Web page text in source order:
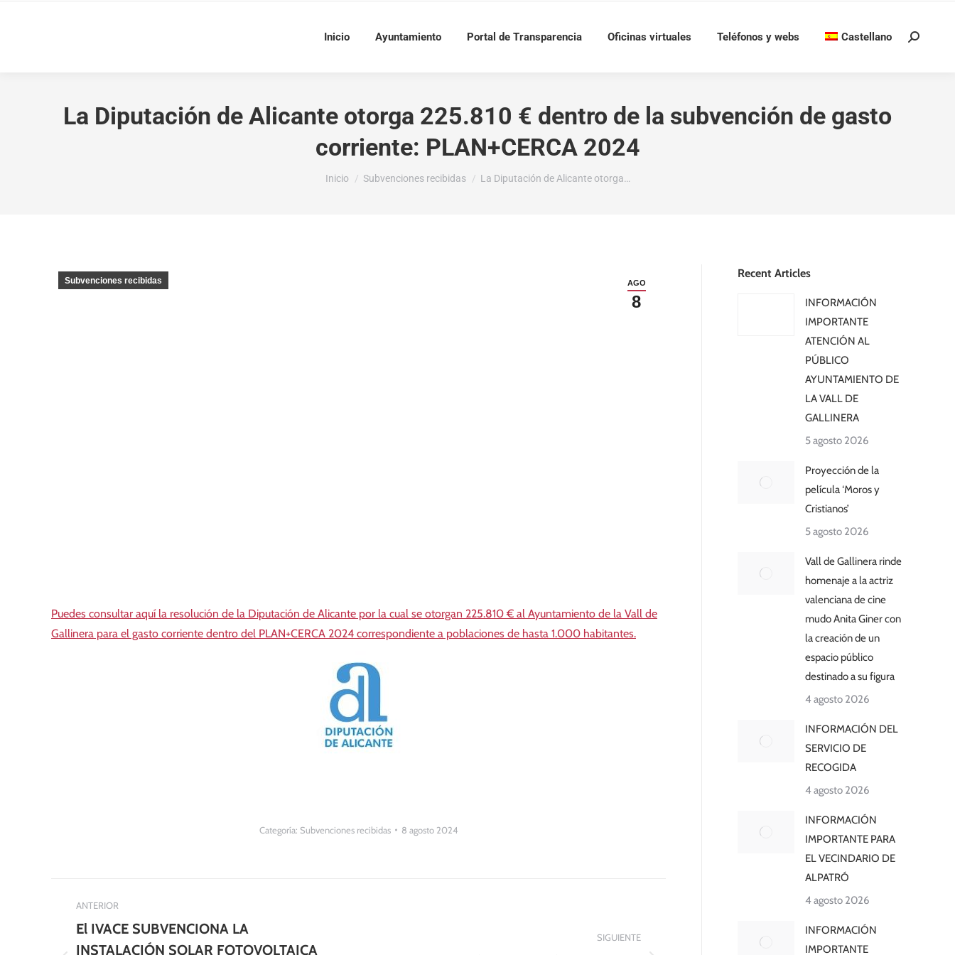
Inicio Ayuntamiento Portal de Transparencia Oficinas virtuales Teléfonos y webs Castellano Buscar:
La Diputación de Alicante otorga 225.810 € dentro de la subvención de gasto
corriente: PLAN+CERCA 2024
Estás aquí:
Inicio Subvenciones recibidas La Diputación de Alicante otorga…
AGO
8
Subvenciones recibidas
Puedes consultar aquí la resolución de la Diputación de Alicante por la cual se otorgan 225.810 € al Ayuntamiento de la Vall de
Gallinera para el gasto corriente dentro del PLAN+CERCA 2024 correspondiente a poblaciones de hasta 1.000 habitantes.
Categoría: Subvenciones recibidas 8 agosto 2024
entre
ANTERIOR
El IVACE SUBVENCIONA LA
INSTALACIÓN SOLAR FOTOVOLTAICA
SIGUIENTE
Recent Articles
INFORMACIÓN
IMPORTANTE
ATENCIÓN AL
PÚBLICO
AYUNTAMIENTO DE
LA VALL DE
GALLINERA
5 agosto 2026
Proyección de la
película ‘Moros y
Cristianos’
5 agosto 2026
Vall de Gallinera rinde
homenaje a la actriz
valenciana de cine
mudo Anita Giner con
la creación de un
espacio público
destinado a su figura
4 agosto 2026
INFORMACIÓN DEL
SERVICIO DE
RECOGIDA
4 agosto 2026
INFORMACIÓN
IMPORTANTE PARA
EL VECINDARIO DE
ALPATRÓ
4 agosto 2026
INFORMACIÓN
IMPORTANTE